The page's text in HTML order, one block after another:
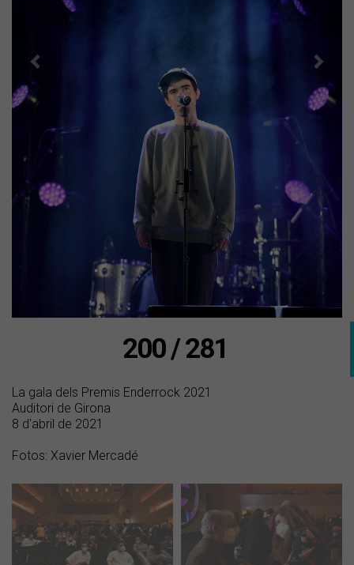
200 / 281
La gala dels Premis Enderrock 2021
Auditori de Girona
8 d'abril de 2021
Fotos: Xavier Mercadé